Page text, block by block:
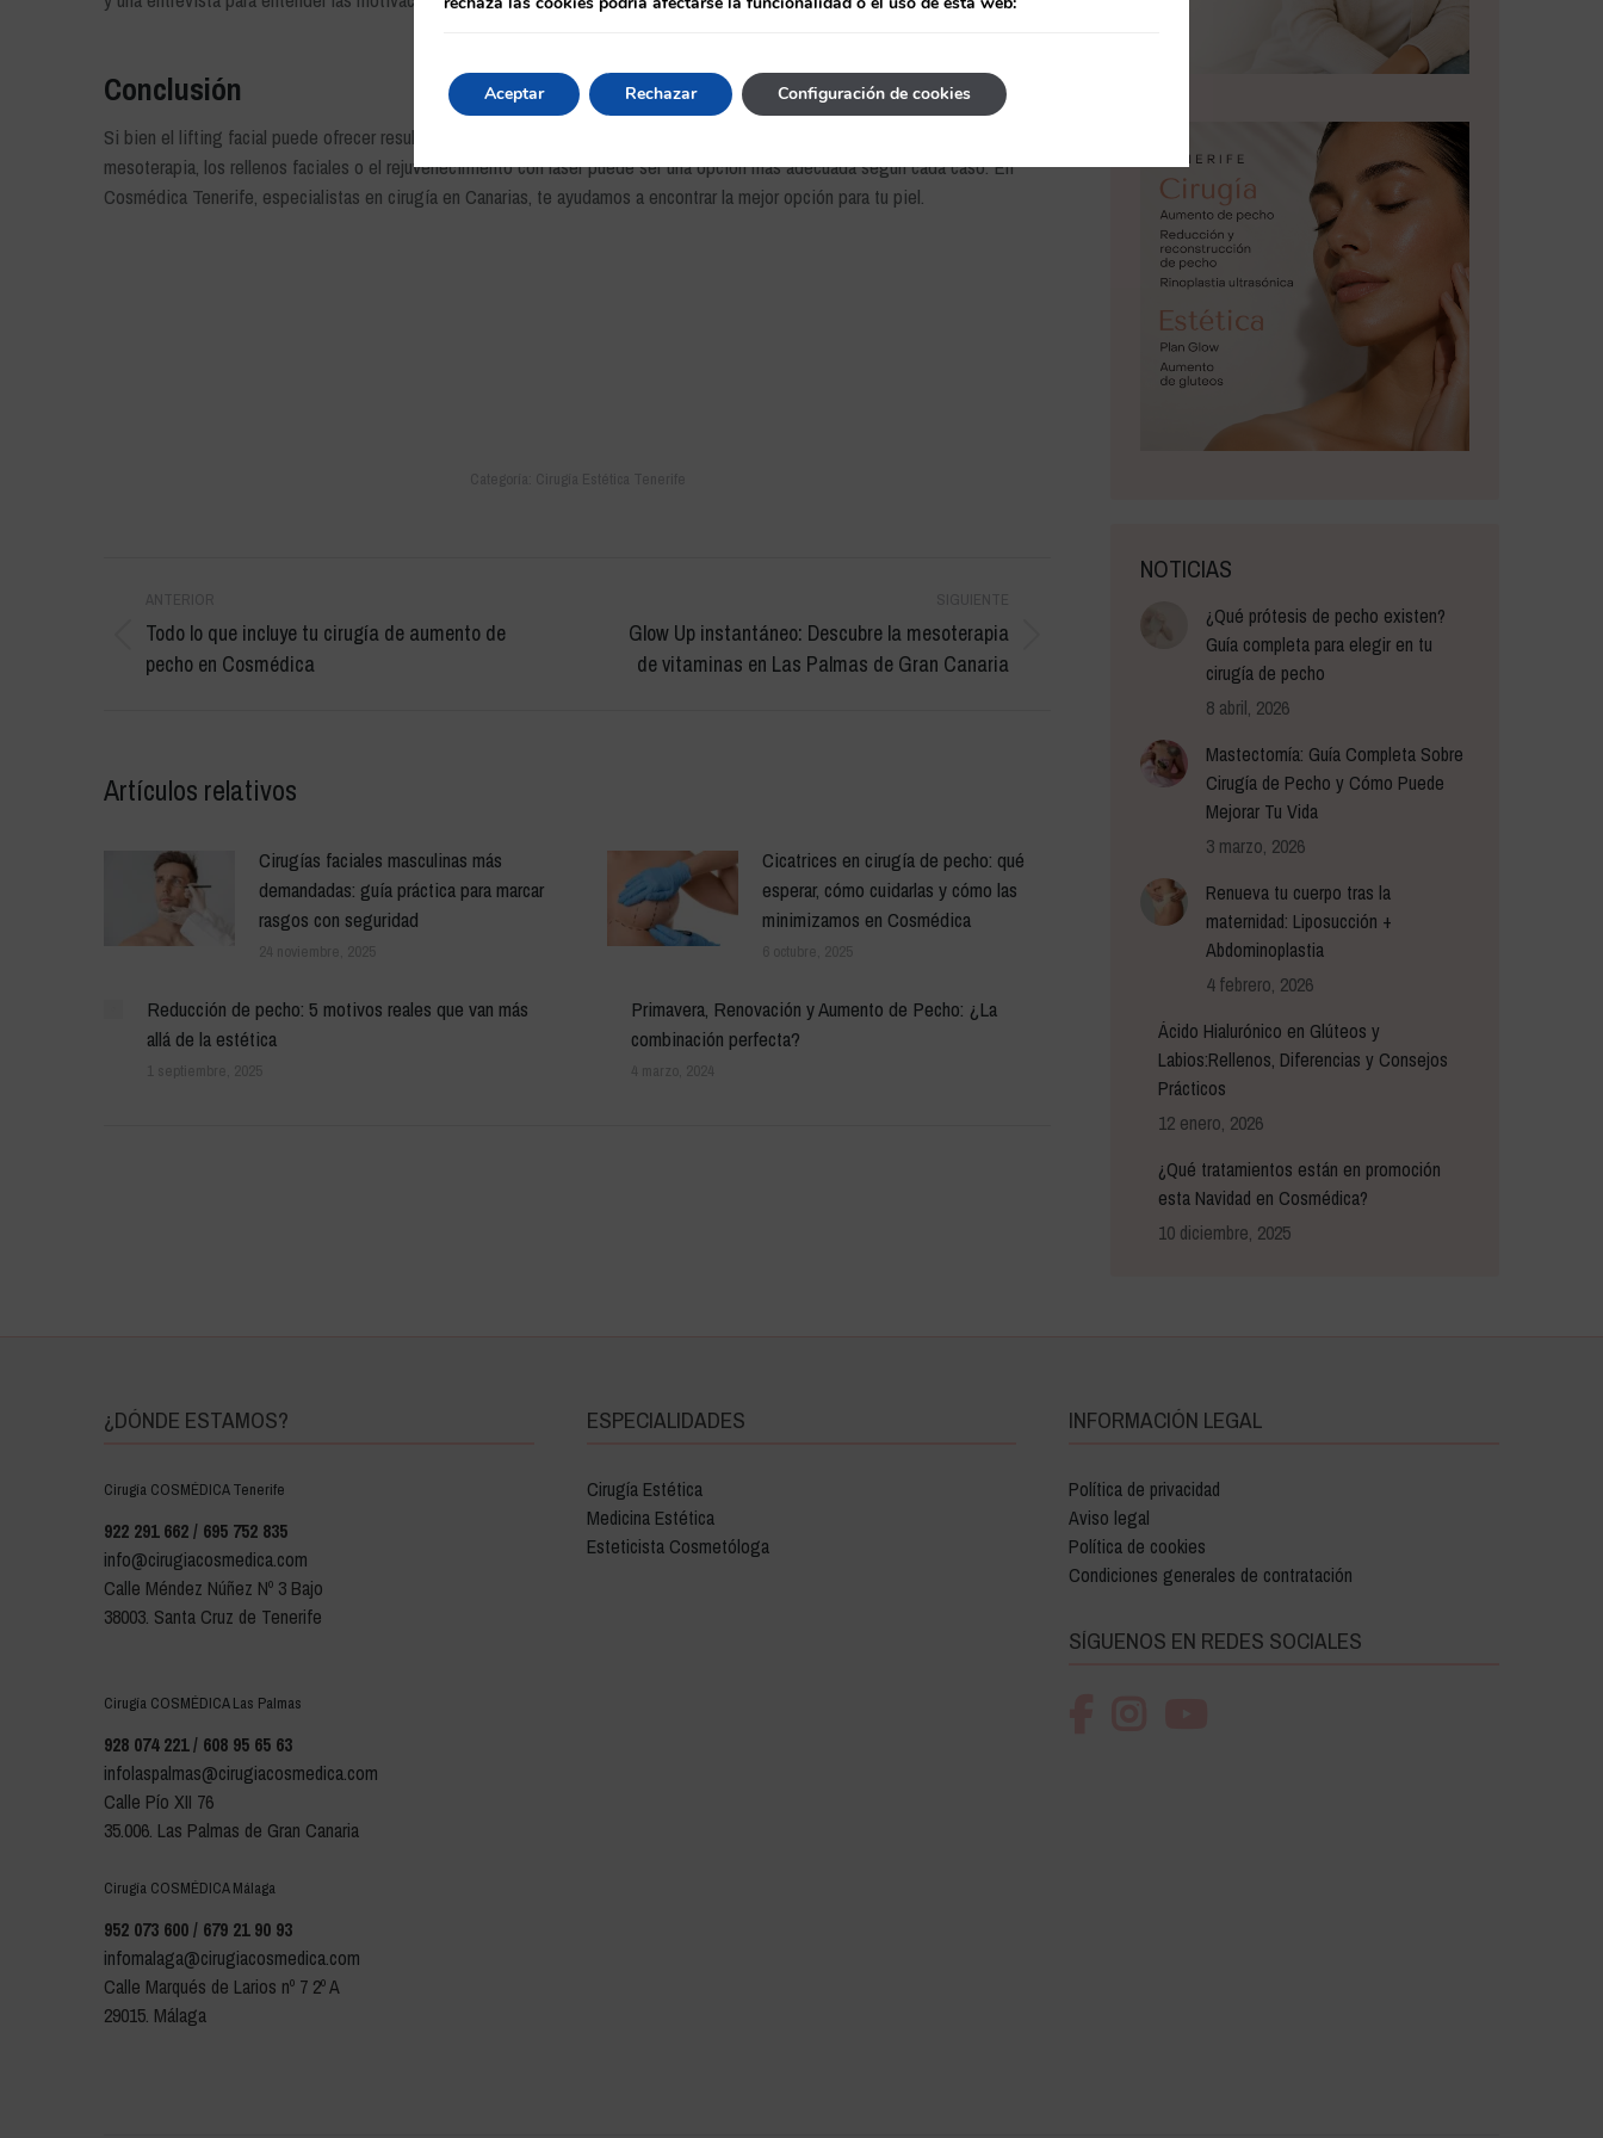
Conclusión
Si bien el lifting facial puede ofrecer resultados espectaculares, no es la solución para todos. Evaluar alternativas como la
mesoterapia, los rellenos faciales o el rejuvenecimiento con láser puede ser una opción más adecuada según cada caso. En
Cosmédica Tenerife, especialistas en cirugía en Canarias, te ayudamos a encontrar la mejor opción para tu piel.
entre
publicaciones
Publicación
anterior:
Todo lo que incluye tu cirugía de aumento de
pecho en Cosmédica
Publicación
siguiente:
Glow Up instantáneo: Descubre la mesoterapia
de vitaminas en Las Palmas de Gran Canaria
Artículos relativos
Cirugías faciales masculinas más
demandadas: guía práctica para marcar
rasgos con seguridad
Cicatrices en cirugía de pecho: qué
esperar, cómo cuidarlas y cómo las
minimizamos en Cosmédica
Reducción de pecho: 5 motivos reales que van más
allá de la estética
Primavera, Renovación y Aumento de Pecho: ¿La
combinación perfecta?
NOTICIAS
¿Qué prótesis de pecho existen?
Guía completa para elegir en tu
cirugía de pecho
8 abril, 2026
Mastectomía: Guía Completa Sobre
Cirugía de Pecho y Cómo Puede
Mejorar Tu Vida
3 marzo, 2026
Renueva tu cuerpo tras la
maternidad: Liposucción +
Abdominoplastia
4 febrero, 2026
Ácido Hialurónico en Glúteos y
Labios:Rellenos, Diferencias y Consejos
Prácticos
12 enero, 2026
¿Qué tratamientos están en promoción
esta Navidad en Cosmédica?
10 diciembre, 2025
¿DÓNDE ESTAMOS?
Cirugía COSMÉDICA Tenerife
922 291 662 / 695 752 835
info@cirugiacosmedica.com
Calle Méndez Núñez Nº 3 Bajo
38003. Santa Cruz de Tenerife
Cirugía COSMÉDICA Las Palmas
928 074 221 / 608 95 65 63
infolaspalmas@cirugiacosmedica.com
Calle Pío XII 76
35.006. Las Palmas de Gran Canaria
Cirugía COSMÉDICA Málaga
952 073 600 / 679 21 90 93
infomalaga@cirugiacosmedica.com
Calle Marqués de Larios nº 7 2º A
29015. Málaga
ESPECIALIDADES
Cirugía Estética
Medicina Estética
Esteticista Cosmetóloga
INFORMACIÓN LEGAL
Política de privacidad
Aviso legal
Política de cookies
Condiciones generales de contratación
SÍGUENOS EN REDES SOCIALES
Aceptar Rechazar Configuración de cookies